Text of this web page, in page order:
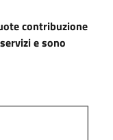
contribuzione
e sono